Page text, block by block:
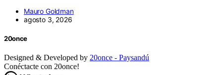
Mauro Goldman
agosto 3, 2026
20once
Designed & Developed by 20once - Paysandú
Conéctacte con 20once!